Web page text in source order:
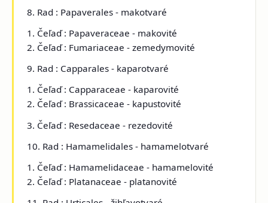
8. Rad : Papaverales - makotvaré
1. Čeľaď : Papaveraceae - makovité
2. Čeľaď : Fumariaceae - zemedymovité
9. Rad : Capparales - kaparotvaré
1. Čeľaď : Capparaceae - kaparovité
2. Čeľaď : Brassicaceae - kapustovité
3. Čeľaď : Resedaceae - rezedovité
10. Rad : Hamamelidales - hamamelotvaré
1. Čeľaď : Hamamelidaceae - hamamelovité
2. Čeľaď : Platanaceae - platanovité